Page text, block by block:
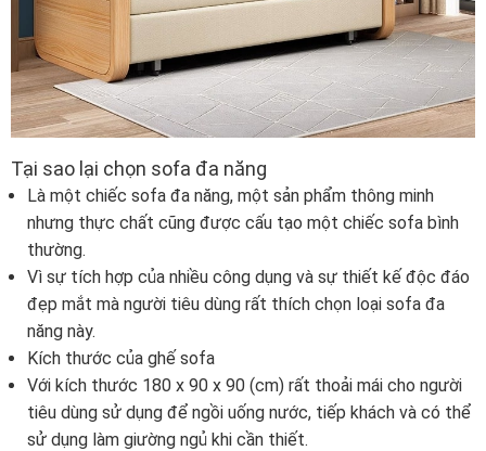
Tại sao lại chọn sofa đa năng
Là một chiếc sofa đa năng, một sản phẩm thông minh
nhưng thực chất cũng được cấu tạo một chiếc sofa bình
thường.
Vì sự tích hợp của nhiều công dụng và sự thiết kế độc đáo
đẹp mắt mà người tiêu dùng rất thích chọn loại sofa đa
năng này.
Kích thước của ghế sofa
Với kích thước 180 x 90 x 90 (cm) rất thoải mái cho người
tiêu dùng sử dụng để ngồi uống nước, tiếp khách và có thể
sử dụng làm giường ngủ khi cần thiết.